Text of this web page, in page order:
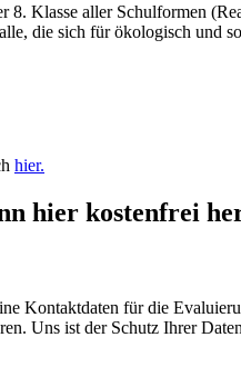
8. Klasse aller Schulformen
die sich für ökologisch und
hier.
hier kostenfrei
Kontaktdaten für die
Uns ist der Schutz Ihrer